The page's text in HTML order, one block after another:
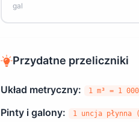
gal
Przydatne przeliczniki
Układ metryczny: 1 m³ = 1
Pinty i galony:
1 uncja